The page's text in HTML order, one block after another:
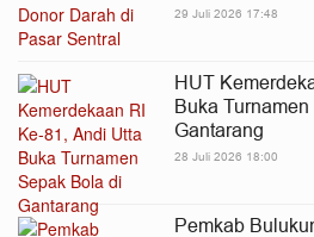
29 Juli 2026 17:48
HUT
Buka
Gantarang
28 Juli 2026 18:00
Pemkab